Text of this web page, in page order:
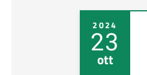
2024
23
ott